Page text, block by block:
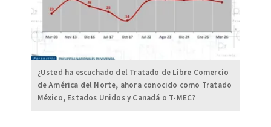
¿Usted ha escuchado del Tratado de Libre Comercio
de América del Norte, ahora conocido como Tratado
México, Estados Unidos y Canadá o T-MEC?